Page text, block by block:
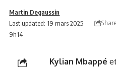
Last updated: 19 mars 2025
9h14
Martin Degaussin
Share
Kylian Mbappé